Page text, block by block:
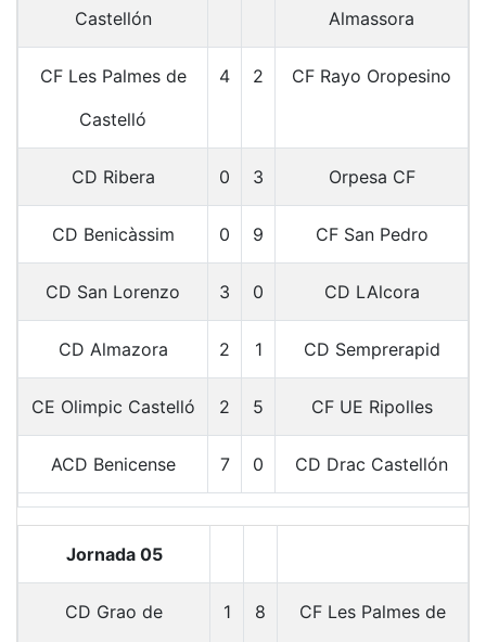
Castellón
Almassora
CF Les Palmes de
Castelló
4 2 CF Rayo Oropesino
CD Ribera 0 3 Orpesa CF
CD Benicàssim 0 9 CF San Pedro
CD San Lorenzo 3 0 CD LAlcora
CD Almazora 2 1 CD Semprerapid
CE Olimpic Castelló 2 5 CF UE Ripolles
ACD Benicense 7 0 CD Drac Castellón
Jornada 05
CD Grao de
1 8
CF Les Palmes de